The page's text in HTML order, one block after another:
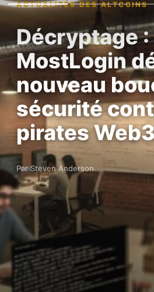
ACTUALITÉS DES ALTCOINS
Décryptage :
MostLogin
nouveau
sécurité
pirates
Par Steven Anderson